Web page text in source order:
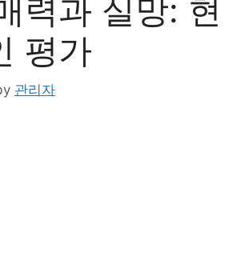
력과 실망: 현
평가
관리자